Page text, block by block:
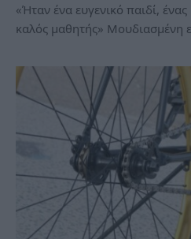
«Ήταν ένα ευγενικό παιδί,
καλός μαθητής» Μουδιασμένη